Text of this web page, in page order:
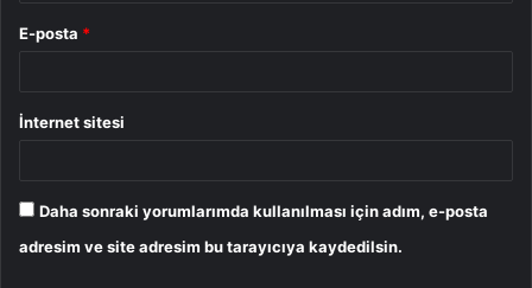
E-posta *
İnternet sitesi
Daha sonraki yorumlarımda kullanılması için adım, e-posta
adresim ve site adresim bu tarayıcıya kaydedilsin.